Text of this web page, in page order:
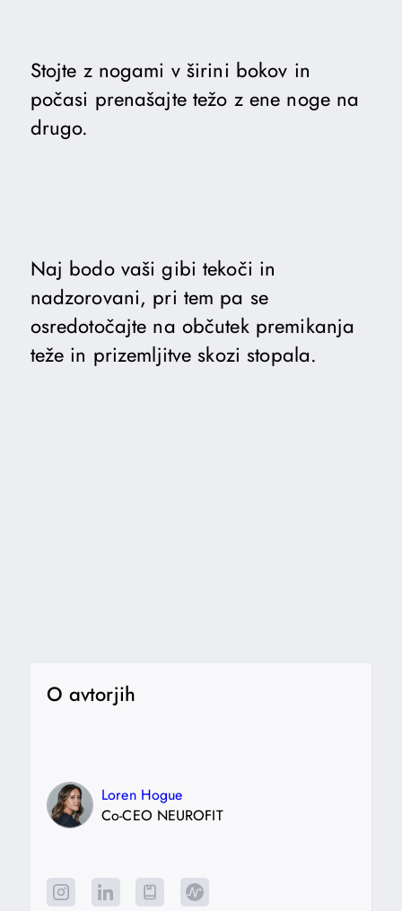
Stojte z nogami v širini bokov in
počasi prenašajte težo z ene noge na
drugo.
Naj bodo vaši gibi tekoči in
nadzorovani, pri tem pa se
osredotočajte na občutek premikanja
teže in prizemljitve skozi stopala.
O avtorjih
Loren Hogue
Co-CEO NEUROFIT